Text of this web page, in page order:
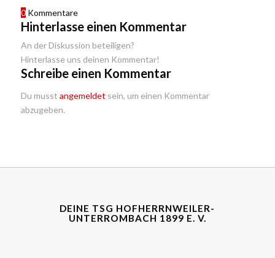
0 Kommentare
Hinterlasse einen Kommentar
An der Diskussion beteiligen?
Hinterlasse uns deinen Kommentar!
Schreibe einen Kommentar
Du musst angemeldet sein, um einen Kommentar
abzugeben.
DEINE TSG HOFHERRNWEILER-
UNTERROMBACH 1899 E. V.